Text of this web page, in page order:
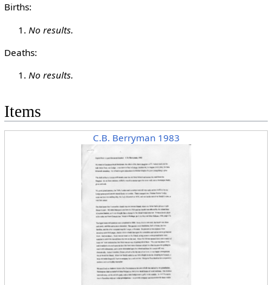
Births:
No results.
Deaths:
No results.
Items
C.B. Berryman 1983